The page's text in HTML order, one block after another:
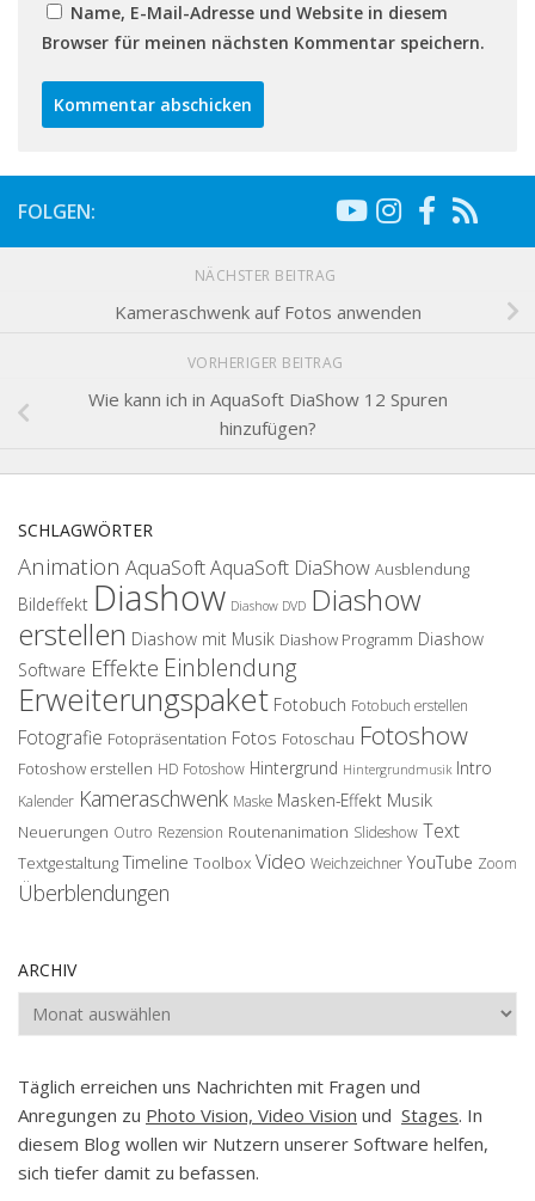
Name, E-Mail-Adresse und Website in diesem
Browser für meinen nächsten Kommentar speichern.
FOLGEN:
NÄCHSTER BEITRAG
Kameraschwenk auf Fotos anwenden
VORHERIGER BEITRAG
Wie kann ich in AquaSoft DiaShow 12 Spuren
hinzufügen?
SCHLAGWÖRTER
Animation AquaSoftAquaSoft DiaShow Ausblendung
Bildeffekt Diashow Diashow DVD Diashow
erstellen Diashow mit Musik Diashow Programm Diashow
Software Effekte Einblendung
Erweiterungspaket Fotobuch Fotobuch erstellen
Fotografie Fotopräsentation Fotos Fotoschau Fotoshow
Fotoshow erstellen HD Fotoshow Hintergrund Hintergrundmusik Intro
Kalender Kameraschwenk Maske Masken-Effekt Musik
Neuerungen Outro Rezension Routenanimation Slideshow Text
Textgestaltung Timeline Toolbox Video Weichzeichner YouTube Zoom
Überblendungen
ARCHIV
Archiv
Täglich erreichen uns Nachrichten mit Fragen und
Anregungen zu Photo Vision, Video Vision und Stages. In
diesem Blog wollen wir Nutzern unserer Software helfen,
sich tiefer damit zu befassen.